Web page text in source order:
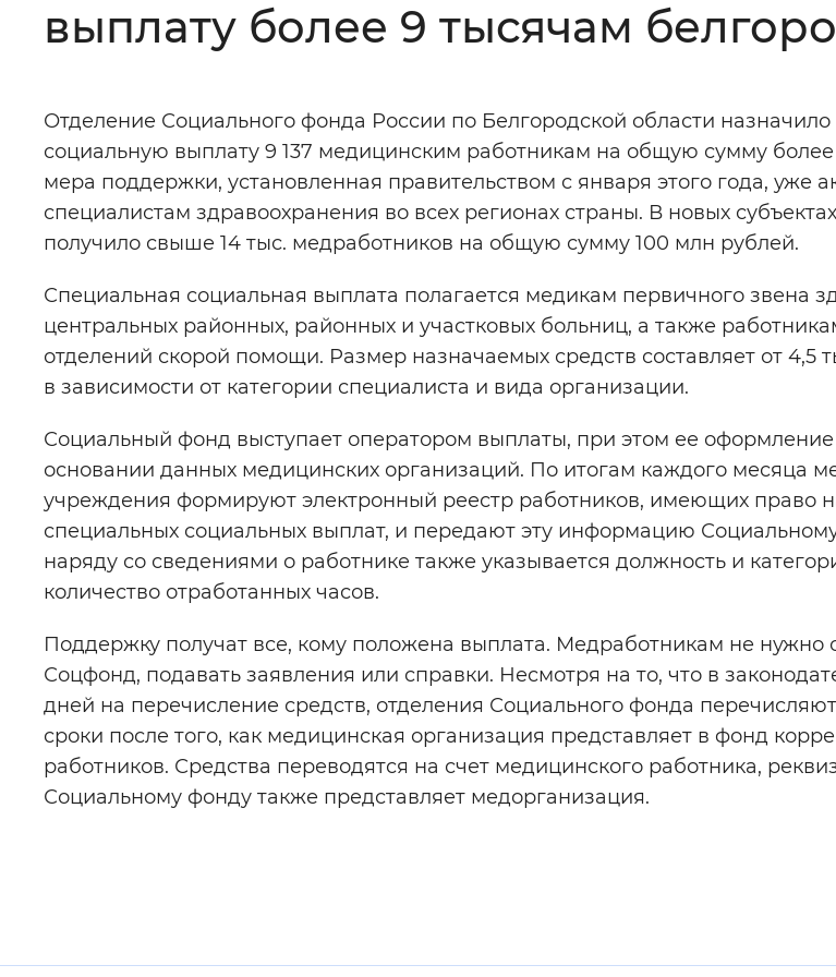
Цвет сайта: Монохромный Инверсивный монохромный
Изображения: Включены Выключены
Звуковой ассистент: Воспроизвести Остановить
Вернуть стандартные настройки
выплату более 9 тысячам
Отделение Социального фонда России по Белгородской области
социальную выплату 9 137 медицинским работникам на общую сумму
мера поддержки, установленная правительством с января этого года, уже
специалистам здравоохранения во всех регионах страны. В новых
получило свыше 14 тыс. медработников на общую сумму 100 млн рублей.
Специальная социальная выплата полагается медикам первичного звена
центральных районных, районных и участковых больниц, а также
отделений скорой помощи. Размер назначаемых средств составляет от 4,5
в зависимости от категории специалиста и вида организации.
Социальный фонд выступает оператором выплаты, при этом ее оформление
основании данных медицинских организаций. По итогам каждого месяца
учреждения формируют электронный реестр работников, имеющих право
специальных социальных выплат, и передают эту информацию
наряду со сведениями о работнике также указывается должность и
количество отработанных часов.
Поддержку получат все, кому положена выплата. Медработникам не нужно
Соцфонд, подавать заявления или справки. Несмотря на то, что в
дней на перечисление средств, отделения Социального фонда
сроки после того, как медицинская организация представляет в фонд
работников. Средства переводятся на счет медицинского работника,
Социальному фонду также представляет медорганизация.